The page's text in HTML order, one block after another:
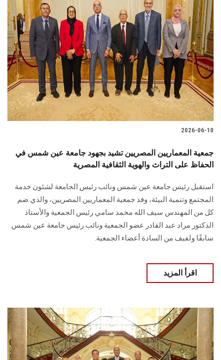
2026-06-10
جمعية المعماريين المصريين تشيد بجهود جامعة عين شمس في
الحفاظ على التراث والهوية الثقافية المصرية
استقبل رئيس جامعة عين شمس ونائب رئيس الجامعة لشئون خدمة
المجتمع وتنمية البيئة، وفد جمعية المعماريين المصريين، والذي ضم
كل من المهندس سيف الله محمد سامي رئيس الجمعية والأستاذ
الدكتور مراد عبد القادر عضو الجمعية ونائب رئيس جامعة عين شمس
سابقًا ولفيف من السادة أعضاء الجمعية.
اقرأ المزيد